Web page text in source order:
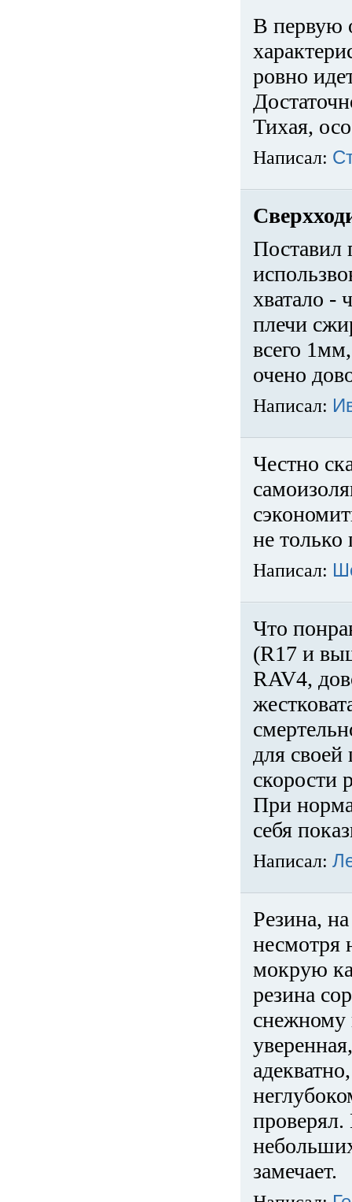
В первую
ровно
Тихая,
Написал:
Поставил
хватало -
плечи
всего
очено
Написал:
Честно
не только
Написал:
Что
(R17 и
RAV4,
для
скорости
При
себя
Написал:
Резина,
несмотря
мокрую
резина
снежному
замечает.